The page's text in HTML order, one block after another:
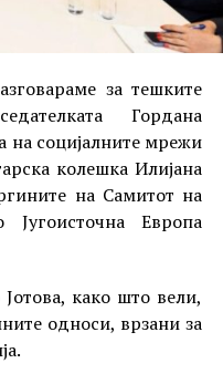
за тешките
Гордана
на социјалните мрежи
колешка Илијана
на Самитот на
Европа
како што вели,
односи, врзани за